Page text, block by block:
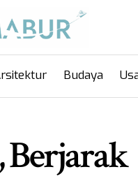
Budaya
Berjarak